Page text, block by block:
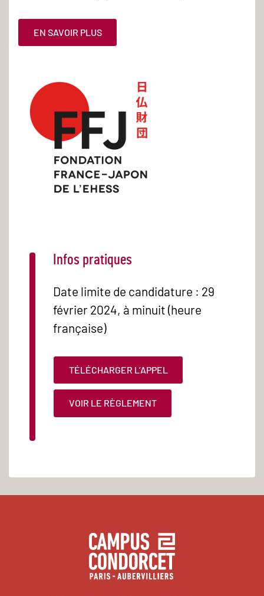
EN SAVOIR PLUS
Infos pratiques
Date limite de candidature : 29
février 2024, à minuit (heure
française)
TÉLÉCHARGER L’APPEL
VOIR LE RÈGLEMENT